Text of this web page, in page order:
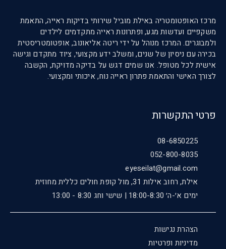
מרכז האופטומטריה באילת מוביל שירותי בדיקות ראייה, התאמת
משקפיים ועדשות מגע, ופתרונות ראייה מתקדמים לילדים
ולמבוגרים. המרכז מנוהל על ידי ריטה אליאונוב, אופטומטריסטית
בכירה עם ניסיון של שנים, ומשלב ידע מקצועי, ציוד מתקדם וגישה
אישית לכל מטופל. אנו שמים דגש על בדיקה מדויקת, הקשבה
לצורך האישי והתאמת פתרון ראייה נוח, איכותי ומקצועי.
פרטי התקשרות
08-6850225
052-800-8035
eyeseilat@gmail.com
אילת, רחוב אילות 31, מול קופת חולים כללית מחוזית
ימים א׳-ה׳ 18:00-8:30 | שישי וחג 8:30 - 13:00
הצהרת נגישות
מדיניות ופרטיות